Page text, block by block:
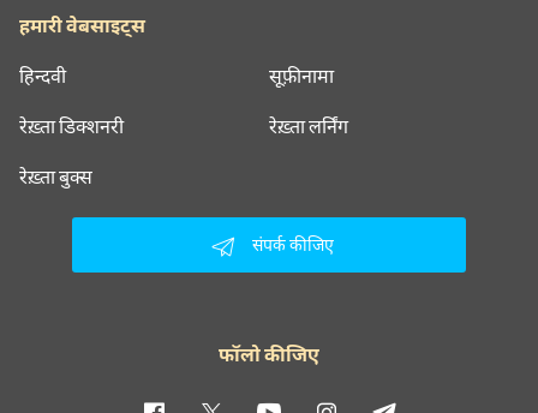
हमारी वेबसाइट्स
हिन्दवी सूफ़ीनामा
रेख़्ता डिक्शनरी रेख़्ता लर्निंग
रेख़्ता बुक्स
संपर्क कीजिए
फॉलो कीजिए